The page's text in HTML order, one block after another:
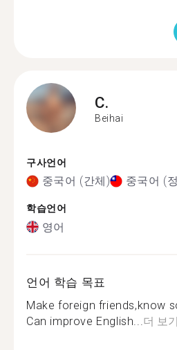
C.
Beihai
구사언어
중국어 (간체) 중국어 (
학습언어
영어
언어 학습 목표
Make foreign friends,know
Can improve English... 더 보기